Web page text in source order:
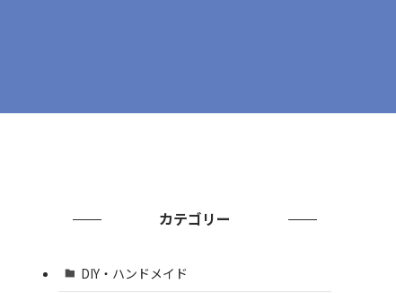
カテゴリー
DIY・ハンドメイド